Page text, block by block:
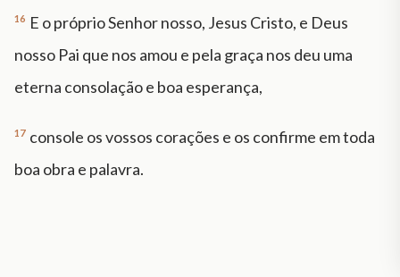
16 E o próprio Senhor nosso, Jesus Cristo, e Deus
nosso Pai que nos amou e pela graça nos deu uma
eterna consolação e boa esperança,
17 console os vossos corações e os confirme em toda
boa obra e palavra.